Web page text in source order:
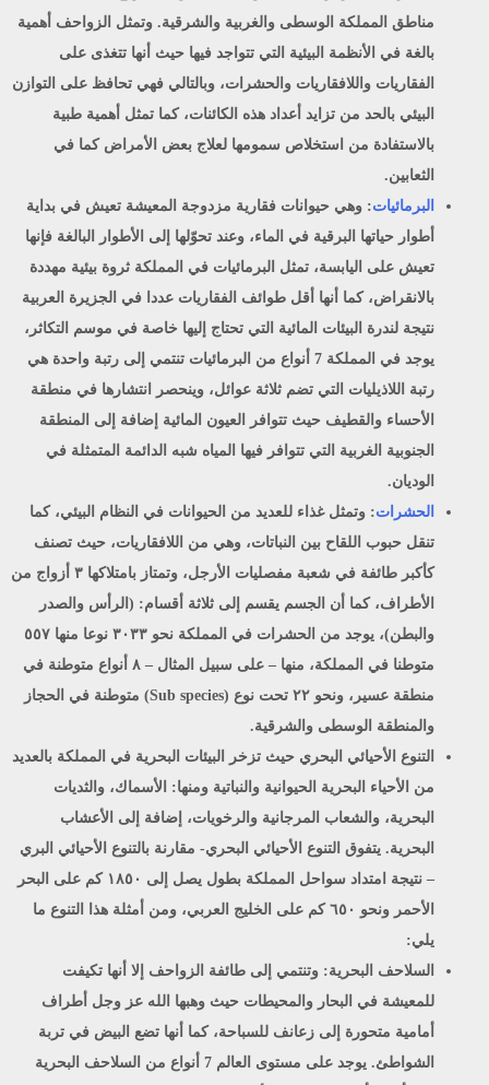
مناطق المملكة الوسطى والغربية والشرقية. وتمثل الزواحف أهمية
بالغة في الأنظمة البيئية التي تتواجد فيها حيث أنها تتغذى على
الفقاريات واللافقاريات والحشرات، وبالتالي فهي تحافظ على التوازن
البيئي بالحد من تزايد أعداد هذه الكائنات، كما تمثل أهمية طبية
بالاستفادة من استخلاص سمومها لعلاج بعض الأمراض كما في
الثعابين.
البرمائيات: وهي حيوانات فقارية مزدوجة المعيشة تعيش في بداية
أطوار حياتها البرقية في الماء، وعند تحوّلها إلى الأطوار البالغة فإنها
تعيش على اليابسة، تمثل البرمائيات في المملكة ثروة بيئية مهددة
بالانقراض، كما أنها أقل طوائف الفقاريات عددا في الجزيرة العربية
نتيجة لندرة البيئات المائية التي تحتاج إليها خاصة في موسم التكاثر،
يوجد في المملكة 7 أنواع من البرمائيات تنتمي إلى رتبة واحدة هي
رتبة اللاذيليات التي تضم ثلاثة عوائل، وينحصر انتشارها في منطقة
الأحساء والقطيف حيث تتوافر العيون المائية إضافة إلى المنطقة
الجنوبية الغربية التي تتوافر فيها المياه شبه الدائمة المتمثلة في
الوديان.
الحشرات: وتمثل غذاء للعديد من الحيوانات في النظام البيئي، كما
تنقل حبوب اللقاح بين النباتات، وهي من اللافقاريات، حيث تصنف
كأكبر طائفة في شعبة مفصليات الأرجل، وتمتاز بامتلاكها ٣ أزواج من
الأطراف، كما أن الجسم يقسم إلى ثلاثة أقسام: (الرأس والصدر
والبطن)، يوجد من الحشرات في المملكة نحو ٣٠٣٣ نوعا منها ٥٥٧
متوطنا في المملكة، منها – على سبيل المثال – ٨ أنواع متوطنة في
منطقة عسير، ونحو ٢٢ تحت نوع (Sub species) متوطنة في الحجاز
والمنطقة الوسطى والشرقية.
التنوع الأحيائي البحري حيث تزخر البيئات البحرية في المملكة بالعديد
من الأحياء البحرية الحيوانية والنباتية ومنها: الأسماك، والثديات
البحرية، والشعاب المرجانية والرخويات، إضافة إلى الأعشاب
البحرية. يتفوق التنوع الأحيائي البحري- مقارنة بالتنوع الأحيائي البري
– نتيجة امتداد سواحل المملكة بطول يصل إلى ١٨٥٠ كم على البحر
الأحمر ونحو ٦٥٠ كم على الخليج العربي، ومن أمثلة هذا التنوع ما
يلي:
السلاحف البحرية: وتنتمي إلى طائفة الزواحف إلا أنها تكيفت
للمعيشة في البحار والمحيطات حيث وهبها الله عز وجل أطراف
أمامية متحورة إلى زعانف للسباحة، كما أنها تضع البيض في تربة
الشواطئ. يوجد على مستوى العالم 7 أنواع من السلاحف البحرية